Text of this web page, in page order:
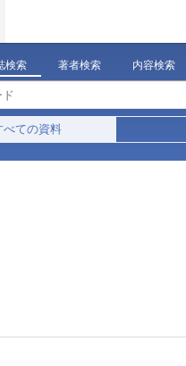
検索 著者検索 内容検索
べての資料